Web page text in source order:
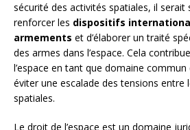
sécurité des activités spatiales, il serait
renforcer les dispositifs
armements et d’élaborer un traité
des armes dans l’espace. Cela
l’espace en tant que domaine commun
éviter une escalade des tensions entre
spatiales.
Le droit de l’espace est un domaine